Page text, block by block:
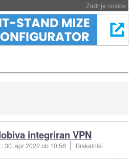
Zadnje novice
integriran VPN
::30. apr 2022ob 10:56 Brskalniki